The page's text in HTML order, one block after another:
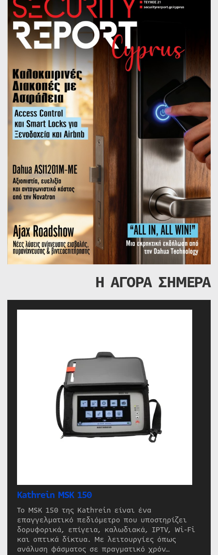
Η ΑΓΟΡΑ ΣΗΜΕΡΑ
Kathrein MSK 150
Το MSK 150 της Kathrein είναι ένα
επαγγελματικό πεδιόμετρο που υποστηρίζει
δορυφορικά, επίγεια, καλωδιακά, IPTV, Wi-Fi
και οπτικά δίκτυα. Με λειτουργίες όπως
ανάλυση φάσματος σε πραγματικό χρόν…